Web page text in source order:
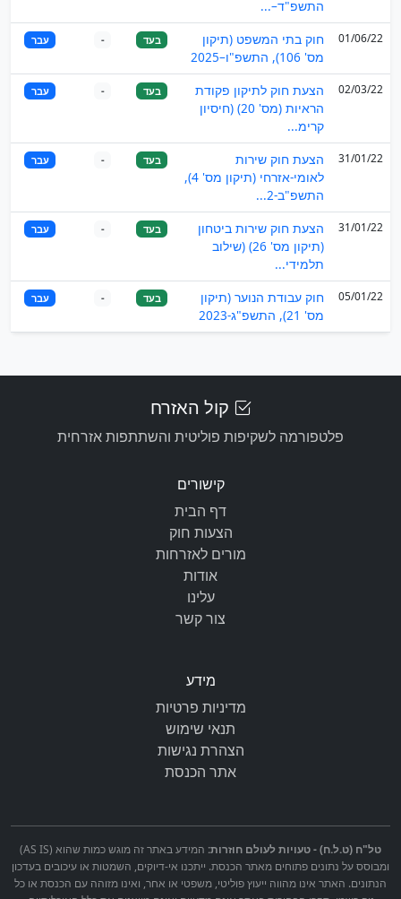
התשפ"ד–...
01/06/22
חוק בתי המשפט (תיקון
מס' 106), התשפ"ו–2025
בעד - עבר
02/03/22
הצעת חוק לתיקון פקודת
הראיות (מס' 20) (חיסיון
קרימ...
בעד - עבר
31/01/22
הצעת חוק שירות
לאומי-אזרחי (תיקון מס' 4),
התשפ"ב-2...
בעד - עבר
31/01/22
הצעת חוק שירות ביטחון
(תיקון מס' 26) (שילוב
תלמידי...
בעד - עבר
05/01/22
חוק עבודת הנוער (תיקון
מס' 21), התשפ"ג-2023
בעד - עבר
קול האזרח
פלטפורמה לשקיפות פוליטית והשתתפות אזרחית
קישורים
דף הבית
הצעות חוק
מורים לאזרחות
אודות
עלינו
צור קשר
מידע
מדיניות פרטיות
תנאי שימוש
הצהרת נגישות
אתר הכנסת
טל"ח (ט.ל.ח) - טעויות לעולם חוזרות:
המידע באתר זה מוגש כמות שהוא (AS IS)
ומבוסס על נתונים פתוחים מאתר הכנסת. ייתכנו אי-דיוקים, השמטות או עיכובים בעדכון
הנתונים. האתר אינו מהווה ייעוץ פוליטי, משפטי או אחר, ואינו מזוהה עם הכנסת או כל